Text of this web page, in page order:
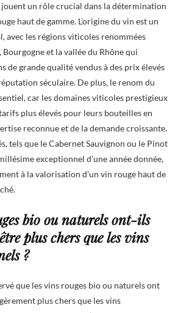
un rôle crucial dans la détermination
haut de gamme. L’origine du vin est un
avec les régions viticoles renommées
et la vallée du Rhône qui
de grande qualité vendus à des prix élevés
séculaire. De plus, le renom du
car les domaines viticoles prestigieux
plus élevés pour leurs bouteilles en
reconnue et de la demande croissante.
tels que le Cabernet Sauvignon ou le Pinot
exceptionnel d’une année donnée,
à la valorisation d’un vin rouge haut de
bio ou naturels ont-ils
plus chers que les vins
?
que les vins rouges bio ou naturels ont
plus chers que les vins